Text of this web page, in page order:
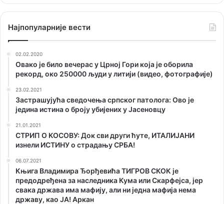
Наjпопуларније вести
02.02.2020
Овако је било вечерас у Црној Гори која је оборила
рекорд, око 250000 људи у литији (видео, фотографије)
23.02.2021
Застрашујућа сведочења српског патолога: Ово је
једина истина о броју убијених у Јасеновцу
21.01.2021
СТРИП О KОСОВУ: Док сви други ћуте, ИТАЛИЈАНИ
изнели ИСТИНУ о страдању СРБА!
06.07.2021
Књига Владимира Ђорђевића ТИГРОВ СКОК је
предодређена за наследника Кума или Скарфејса, јер
свака држава има мафију, али ни једна мафија нема
државу, као ЈА! Аркан